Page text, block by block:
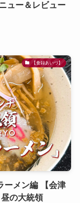
ュー＆レビュー
【食録あいづ】
ーメン編 【会津
の大統領